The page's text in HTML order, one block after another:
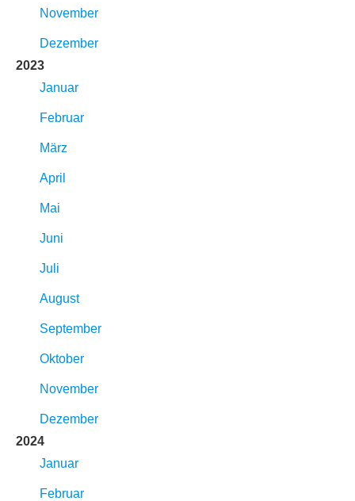
November
Dezember
2023
Januar
Februar
März
April
Mai
Juni
Juli
August
September
Oktober
November
Dezember
2024
Januar
Februar